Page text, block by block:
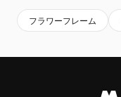
フラワーフレーム